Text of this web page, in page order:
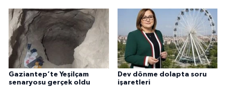
Gaziantep’te Yeşilçam
senaryosu gerçek oldu
Dev dönme dolapta soru
işaretleri